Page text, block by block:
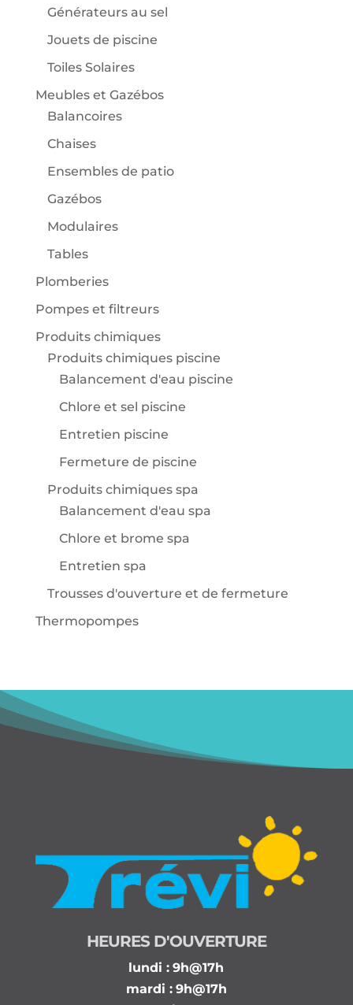
Générateurs au sel
Jouets de piscine
Toiles Solaires
Meubles et Gazébos
Balancoires
Chaises
Ensembles de patio
Gazébos
Modulaires
Tables
Plomberies
Pompes et filtreurs
Produits chimiques
Produits chimiques piscine
Balancement d'eau piscine
Chlore et sel piscine
Entretien piscine
Fermeture de piscine
Produits chimiques spa
Balancement d'eau spa
Chlore et brome spa
Entretien spa
Trousses d'ouverture et de fermeture
Thermopompes
HEURES D'OUVERTURE
lundi : 9h@17h
mardi : 9h@17h